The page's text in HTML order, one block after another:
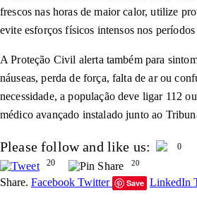
frescos nas horas de maior calor, utilize
evite esforços físicos intensos nos períodos
A Proteção Civil alerta também para
náuseas, perda de força, falta de ar ou
necessidade, a população deve ligar 112
médico avançado instalado junto ao
Please follow and like us: 0
20
20
Share. Facebook Twitter Save LinkedIn